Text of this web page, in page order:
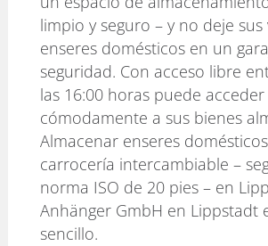
limpio y seguro – y no deje sus
enseres domésticos en un
seguridad. Con acceso libre
las 16:00 horas puede acceder
cómodamente a sus bienes
Almacenar enseres
carrocería intercambiable –
norma ISO de 20 pies – en
Anhänger GmbH en Lippstadt
sencillo.